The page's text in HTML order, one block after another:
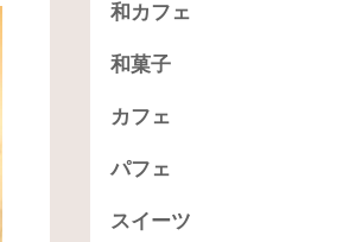
和カフェ
和菓子
カフェ
パフェ
スイーツ